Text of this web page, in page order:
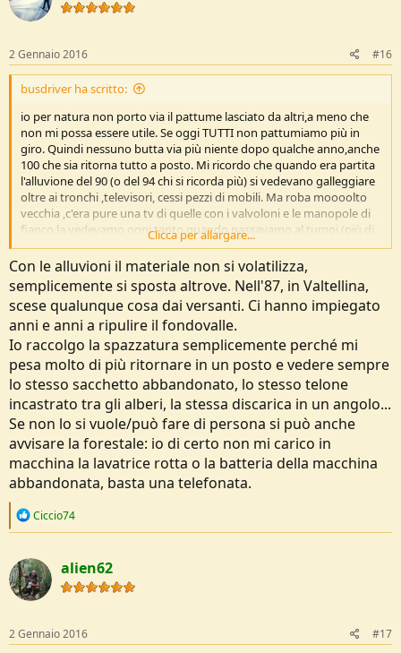
2 Gennaio 2016 #16
busdriver ha scritto:
io per natura non porto via il pattume lasciato da altri,a meno che
non mi possa essere utile. Se oggi TUTTI non pattumiamo più in
giro. Quindi nessuno butta via più niente dopo qualche anno,anche
100 che sia ritorna tutto a posto. Mi ricordo che quando era partita
l'alluvione del 90 (o del 94 chi si ricorda più) si vedevano galleggiare
oltre ai tronchi ,televisori, cessi pezzi di mobili. Ma roba moooolto
vecchia ,c'era pure una tv di quelle con i valvoloni e le manopole di
fianco,la vedevamo ogni tanto quando passavamo al tumpi (più di
2 km dalla strada.....e non aveva le gambe) gli avevo pure tolto
l'altoparlante nel 1988 e qualcuno la aveva scoppiata un anno dopo.
Bè passato l'alluvione e ha fatto pulizia...
Il mondo ha sistemi di pulizia abbastanza efficaci....basta dargli in
giusto tempo e porta via pure la razza umana....
Clicca per allargare...
Con le alluvioni il materiale non si volatilizza,
semplicemente si sposta altrove. Nell'87, in Valtellina,
scese qualunque cosa dai versanti. Ci hanno impiegato
anni e anni a ripulire il fondovalle.
Io raccolgo la spazzatura semplicemente perché mi
pesa molto di più ritornare in un posto e vedere sempre
lo stesso sacchetto abbandonato, lo stesso telone
incastrato tra gli alberi, la stessa discarica in un angolo...
Se non lo si vuole/può fare di persona si può anche
avvisare la forestale: io di certo non mi carico in
macchina la lavatrice rotta o la batteria della macchina
abbandonata, basta una telefonata.
R
c
t
i
o
s
:
Ciccio74
alien62
2 Gennaio 2016 #17